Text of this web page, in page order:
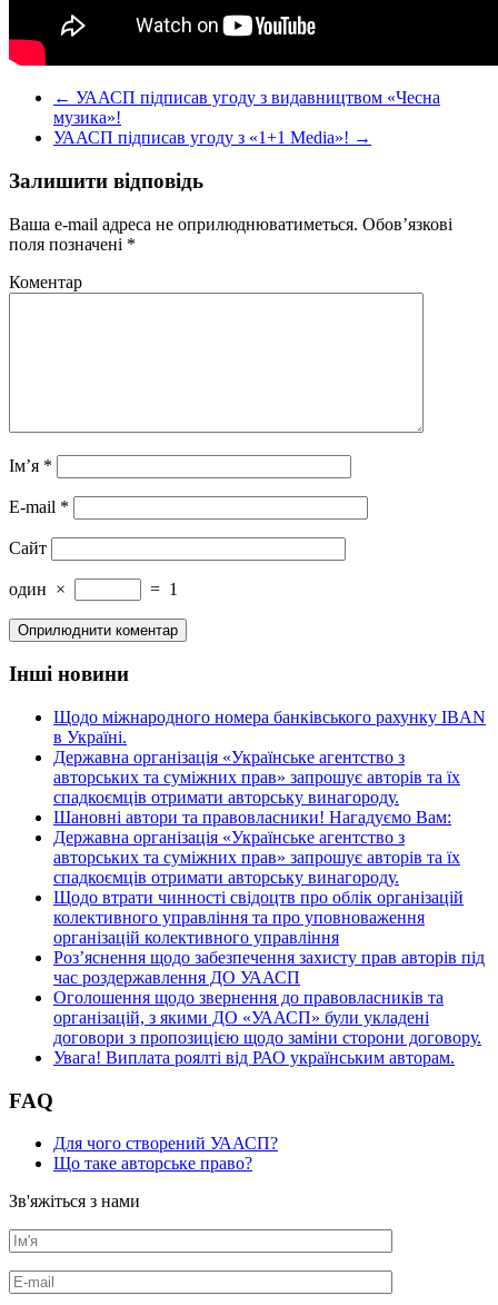
← УААСП підписав угоду з видавництвом «Чесна
музика»!
УААСП підписав угоду з «1+1 Media»! →
Залишити відповідь
Ваша e-mail адреса не оприлюднюватиметься. Обов’язкові
поля позначені *
Коментар
Ім’я *
E-mail *
Сайт
один × = 1
Інші новини
Щодо міжнародного номера банківського рахунку IBAN
в Україні.
Державна організація «Українське агентство з
авторських та суміжних прав» запрошує авторів та їх
спадкоємців отримати авторську винагороду.
Шановні автори та правовласники! Нагадуємо Вам:
Державна організація «Українське агентство з
авторських та суміжних прав» запрошує авторів та їх
спадкоємців отримати авторську винагороду.
Щодо втрати чинності свідоцтв про облік організацій
колективного управління та про уповноваження
організацій колективного управління
Роз’яснення щодо забезпечення захисту прав авторів під
час роздержавлення ДО УААСП
Оголошення щодо звернення до правовласників та
організацій, з якими ДО «УААСП» були укладені
договори з пропозицією щодо заміни сторони договору.
Увага! Виплата роялті від РАО українським авторам.
FAQ
Для чого створений УААСП?
Що таке авторське право?
Зв'яжіться з нами